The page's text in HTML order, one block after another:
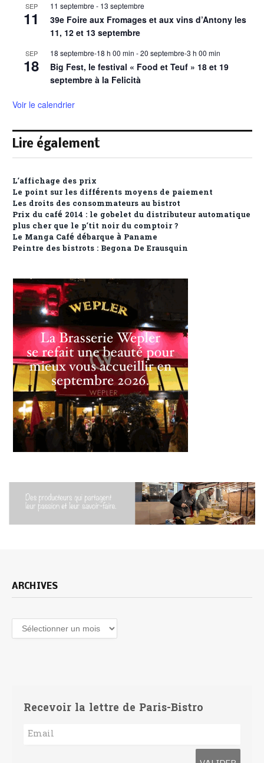
SEP
11
11 septembre - 13 septembre
39e Foire aux Fromages et aux vins d’Antony les
11, 12 et 13 septembre
SEP
18
18 septembre-18 h 00 min -20 septembre-3 h 00 min
Big Fest, le festival « Food et Teuf » 18 et 19
septembre à la Felicità
Voir le calendrier
Lire également
L’affichage des prix
Le point sur les différents moyens de paiement
Les droits des consommateurs au bistrot
Prix du café 2014 : le gobelet du distributeur automatique
plus cher que le p’tit noir du comptoir ?
Le Manga Café débarque à Paname
Peintre des bistrots : Begona De Erausquin
ARCHIVES
Archives
Recevoir la lettre de Paris-Bistro